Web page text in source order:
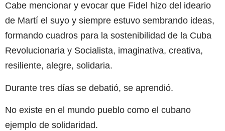
Cabe mencionar y evocar que Fidel hizo del ideario
de Martí el suyo y siempre estuvo sembrando ideas,
formando cuadros para la sostenibilidad de la Cuba
Revolucionaria y Socialista, imaginativa, creativa,
resiliente, alegre, solidaria.
Durante tres días se debatió, se aprendió.
No existe en el mundo pueblo como el cubano
ejemplo de solidaridad.